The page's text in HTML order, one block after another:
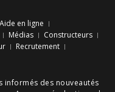
Aide en ligne
Médias
Constructeurs
Recrutement
informés des nouveautés